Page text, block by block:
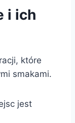
i ich
które
smakami.
jest